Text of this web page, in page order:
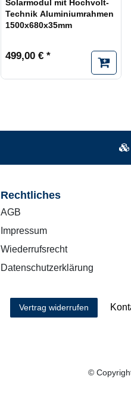
Solarmodul mit Hochvolt-
Technik Aluminiumrahmen
1500x680x35mm
499,00 € *
Rechtliches
AGB
Impressum
Wiederrufsrecht
Datenschutzerklärung
Vertrag widerrufen
©